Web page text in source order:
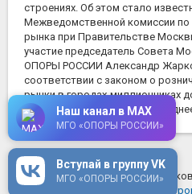
строениях. Об этом стало
Межведомственной комиссии по
рынка при Правительстве
участие председатель Совета
ОПОРЫ РОССИИ Александр
соответствии с законом о
рынки в городах-миллионниках
капитальные строения не
© 2026 ОПОРА РОССИИ -
Вступай в группу VK
МГО «ОПОРЫ РОССИИ»
Наш канал в MAX
МГО «ОПОРЫ РОССИИ»